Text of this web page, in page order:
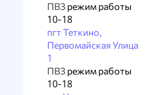
ПВЗ режим работы
10-18
пгт Теткино,
Первомайская Улица
1
ПВЗ режим работы
10-18